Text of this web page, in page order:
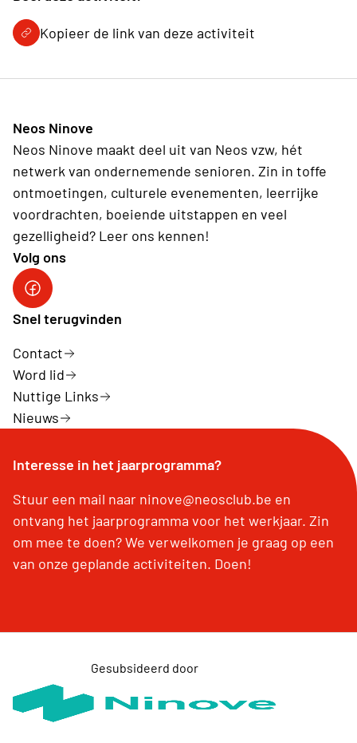
Kopieer de link van deze activiteit
Neos Ninove
Neos Ninove maakt deel uit van Neos vzw, hét
netwerk van ondernemende senioren. Zin in toffe
ontmoetingen, culturele evenementen, leerrijke
voordrachten, boeiende uitstappen en veel
gezelligheid? Leer ons kennen!
Volg ons
Facebook Neos NINOVE
Snel terugvinden
Contact
Word lid
Nuttige Links
Nieuws
Interesse in het jaarprogramma?
Stuur een mail naar ninove@neosclub.be en
ontvang het jaarprogramma voor het werkjaar. Zin
om mee te doen? We verwelkomen je graag op een
van onze geplande activiteiten. Doen!
Gesubsideerd door